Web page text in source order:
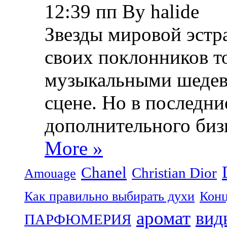
12:39 пп By halide
Звезды мировой
своих поклонников
музыкальными
сцене. Но в
дополнительного
More »
Amouage Chanel Christian Dior
Как правильно выбирать духи
ПАРФЮМЕРИЯ аромат